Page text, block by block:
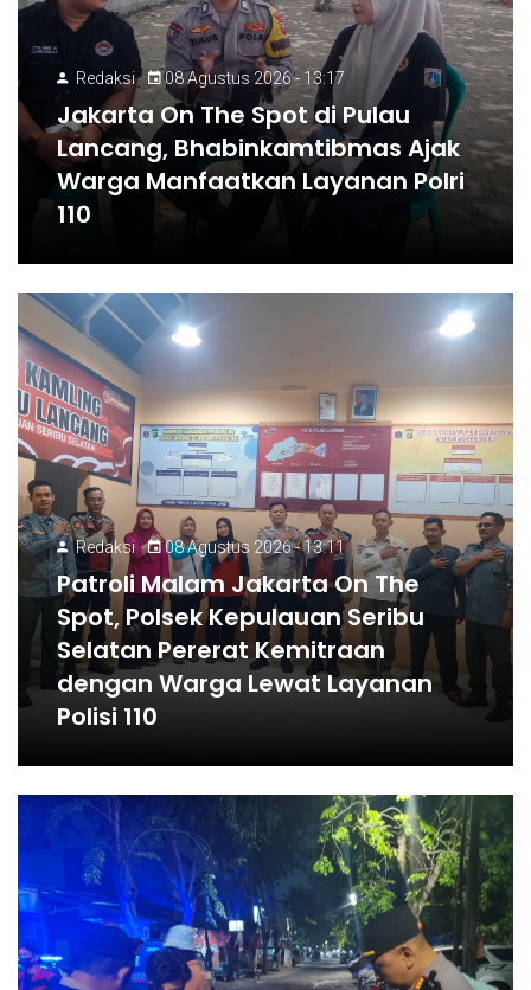
Redaksi 08 Agustus 2026 - 13:17
Jakarta On The Spot di Pulau
Lancang, Bhabinkamtibmas Ajak
Warga Manfaatkan Layanan Polri
110
Redaksi 08 Agustus 2026 - 13:11
Patroli Malam Jakarta On The
Spot, Polsek Kepulauan Seribu
Selatan Pererat Kemitraan
dengan Warga Lewat Layanan
Polisi 110